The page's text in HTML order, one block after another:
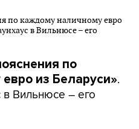
по
из Беларуси».
в Вильнюсе – его